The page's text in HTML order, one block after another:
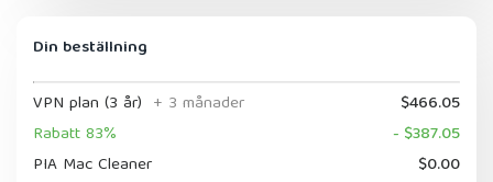
Din beställning
VPN plan (3 år) + 3 månader
$466.05
Rabatt 83%
- $387.05
PIA Mac Cleaner
$0.00